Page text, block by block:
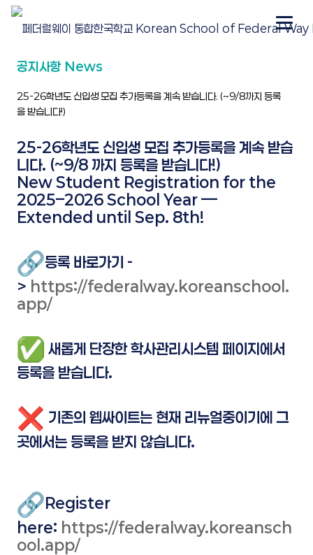
공지사항 News
25-26학년도 신입생 모집 추가등록을 계속 받습니다. (~9/8까지 등록
을 받습니다!)
25-26학년도 신입생 모집 추가등록을 계속 받습
니다. (~9/8 까지 등록을 받습니다!)
New Student Registration for the
2025–2026 School Year —
Extended until Sep. 8th!
등록 바로가기 -
> https://federalway.koreanschool.
app/
새롭게 단장한 학사관리시스템 페이지에서
등록을 받습니다.
기존의 웹싸이트는 현재 리뉴얼중이기에 그
곳에서는 등록을 받지 않습니다.
Register
here: https://federalway.koreansch
ool.app/